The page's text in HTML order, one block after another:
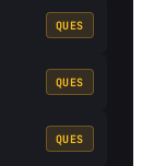
QUES
QUES
QUES